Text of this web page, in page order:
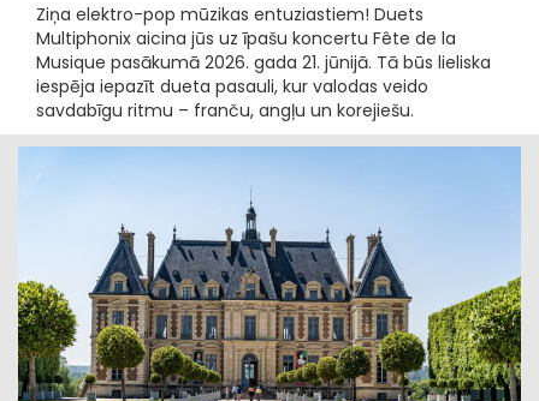
Ziņa elektro-pop mūzikas entuziastiem! Duets
Multiphonix aicina jūs uz īpašu koncertu Fête de la
Musique pasākumā 2026. gada 21. jūnijā. Tā būs lieliska
iespēja iepazīt dueta pasauli, kur valodas veido
savdabīgu ritmu – franču, angļu un korejiešu.